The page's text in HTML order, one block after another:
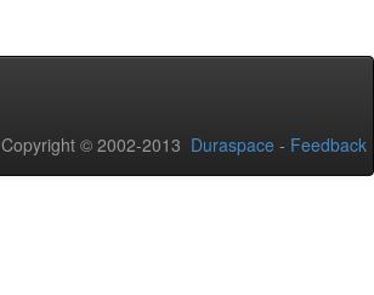
Copyright © 2002-2013 Duraspace - Feedback